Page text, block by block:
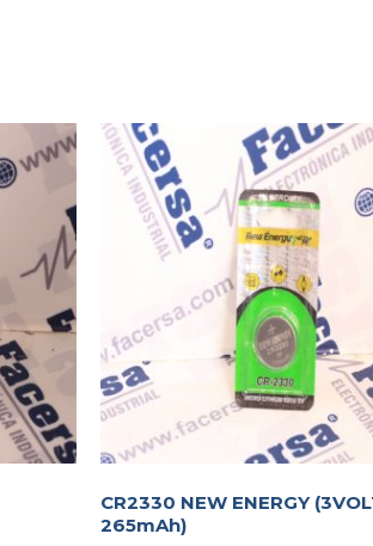
CR2330 NEW ENERGY
265mAh)